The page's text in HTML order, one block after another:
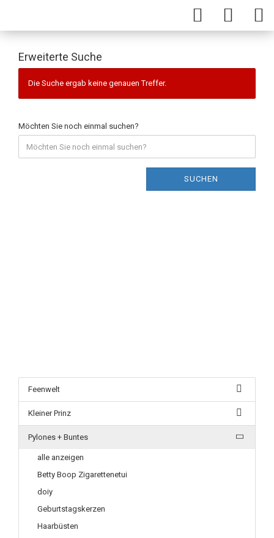
Erweiterte Suche
Die Suche ergab keine genauen Treffer.
Möchten Sie noch einmal suchen?
SUCHEN
Feenwelt
Kleiner Prinz
Pylones + Buntes
alle anzeigen
Betty Boop Zigarettenetui
doiy
Geburtstagskerzen
Haarbüsten